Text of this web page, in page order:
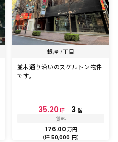
銀座 7丁目
並木通り沿いのスケルトン物件
です。
35.20 坪 3 階
賃料
176.00 万円
（坪 50,000 円）